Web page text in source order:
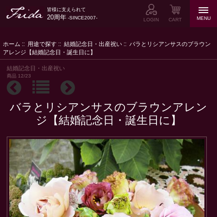
皆様に支えられて
20周年-SINCE2007- LOGIN CART MENU
ホーム :: 用途で探す:: 結婚記念日・出産祝い:: バラとリシアンサスのブラウン
アレンジ【結婚記念日・誕生日に】
結婚記念日・出産祝い
商品 12/23
バラとリシアンサスのブラウンアレン
ジ【結婚記念日・誕生日に】